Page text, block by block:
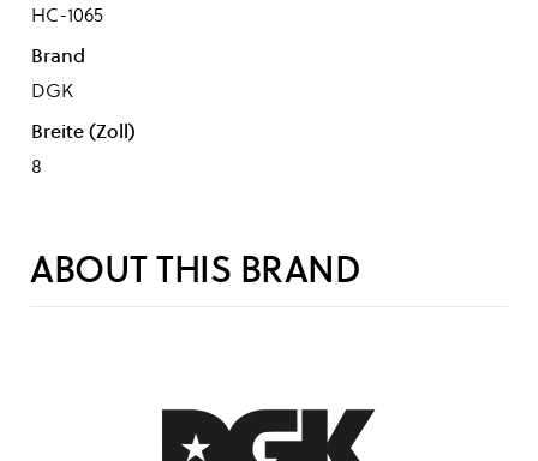
HC-1065
Brand
DGK
Breite (Zoll)
8
ABOUT THIS BRAND